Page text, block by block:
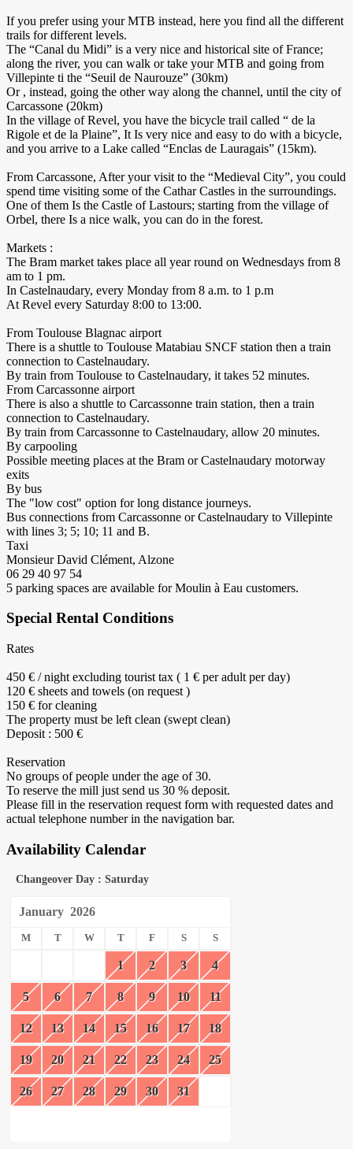
If you prefer using your MTB instead, here you find all the different
trails for different levels.
The “Canal du Midi” is a very nice and historical site of France;
along the river, you can walk or take your MTB and going from
Villepinte ti the “Seuil de Naurouze” (30km)
Or , instead, going the other way along the channel, until the city of
Carcassone (20km)
In the village of Revel, you have the bicycle trail called “ de la
Rigole et de la Plaine”, It Is very nice and easy to do with a bicycle,
and you arrive to a Lake called “Enclas de Lauragais” (15km).
From Carcassone, After your visit to the “Medieval City”, you could
spend time visiting some of the Cathar Castles in the surroundings.
One of them Is the Castle of Lastours; starting from the village of
Orbel, there Is a nice walk, you can do in the forest.
Markets :
The Bram market takes place all year round on Wednesdays from 8
am to 1 pm.
In Castelnaudary, every Monday from 8 a.m. to 1 p.m
​At Revel every Saturday 8:00 to 13:00.
From Toulouse Blagnac airport
There is a shuttle to Toulouse Matabiau SNCF station then a train
connection to Castelnaudary.
By train from Toulouse to Castelnaudary, it takes 52 minutes.
​From Carcassonne airport
There is also a shuttle to Carcassonne train station, then a train
connection to Castelnaudary.
By train from Carcassonne to Castelnaudary, allow 20 minutes.
By carpooling
Possible meeting places at the Bram or Castelnaudary motorway
exits
By bus
The "low cost" option for long distance journeys.
Bus connections from Carcassonne or Castelnaudary to Villepinte
with lines 3; 5; 10; 11 and B.
Taxi
Monsieur David Clément, Alzone
06 29 40 97 54
5 parking spaces are available for Moulin à Eau customers.
Special Rental Conditions
Rates
450 € / night excluding tourist tax ( 1 € per adult per day)
120 € sheets and towels (on request )
150 € for cleaning
The property must be left clean (swept clean)
Deposit : 500 €
Reservation
No groups of people under the age of 30.
To reserve the mill just send us 30 % deposit.
Please fill in the reservation request form with requested dates and
actual telephone number in the navigation bar.
Availability Calendar
Changeover Day : Saturday
January 2026
M T W T F S S
1 2 3 4
5 6 7 8 9 10 11
12 13 14 15 16 17 18
19 20 21 22 23 24 25
26 27 28 29 30 31